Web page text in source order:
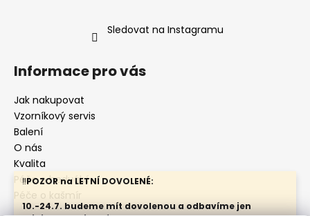
‼️POZOR na LETNÍ DOVOLENÉ:
10.-24.7. budeme mít dovolenou a odbavíme jen
Sledovat na Instagramu
Informace pro vás
Jak nakupovat
Vzorníkový servis
Balení
O nás
Kvalita
Péče o hedvábí
Péče o kašmír